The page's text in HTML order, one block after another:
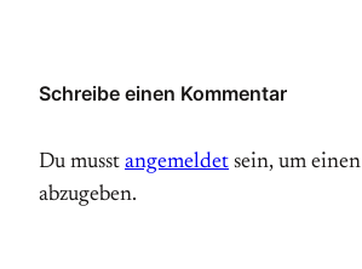
Schreibe einen Kommentar
Du musst angemeldet sein, um
abzugeben.